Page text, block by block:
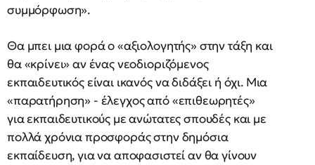
συμμόρφωση».
Θα μπει μια φορά ο «αξιολογητής» στην τάξη και
θα «κρίνει» αν ένας νεοδιοριζόμενος
εκπαιδευτικός είναι ικανός να διδάξει ή όχι. Μια
«παρατήρηση» - έλεγχος από «επιθεωρητές»
για εκπαιδευτικούς με ανώτατες σπουδές και με
πολλά χρόνια προσφοράς στην δημόσια
εκπαίδευση, για να αποφασιστεί αν θα γίνουν